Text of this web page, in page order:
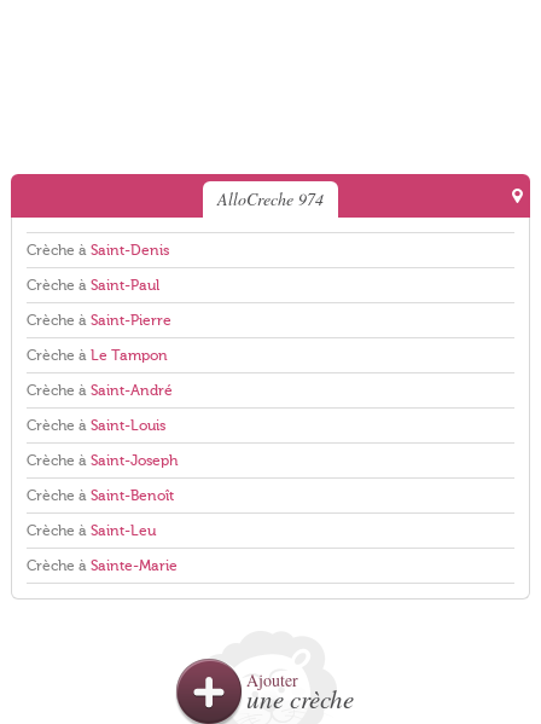
AlloCreche 974
Crèche à Saint-Denis
Crèche à Saint-Paul
Crèche à Saint-Pierre
Crèche à Le Tampon
Crèche à Saint-André
Crèche à Saint-Louis
Crèche à Saint-Joseph
Crèche à Saint-Benoît
Crèche à Saint-Leu
Crèche à Sainte-Marie
Ajouter
une crèche